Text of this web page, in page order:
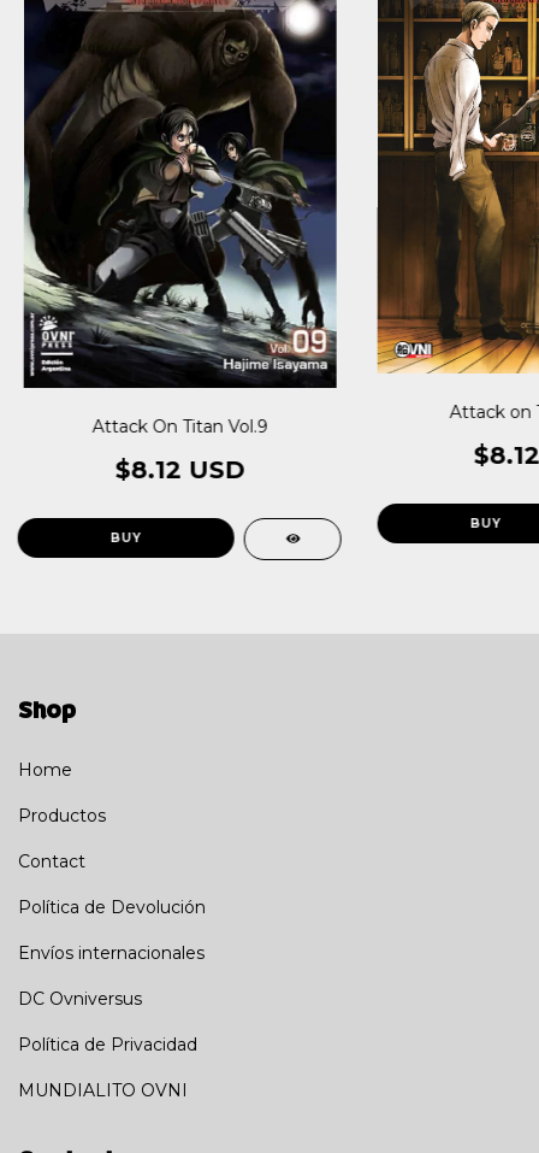
Attack On Titan Vol.9
$8.12 USD
Attack on
Shop
Home
Productos
Contact
Política de Devolución
Envíos internacionales
DC Ovniversus
Política de Privacidad
MUNDIALITO OVNI